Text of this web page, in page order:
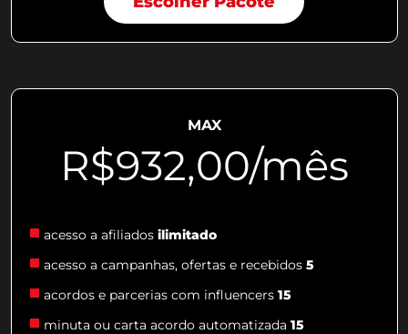
MAX
R$932,00/mês
acesso a afiliados ilimitado
acesso a campanhas, ofertas e recebidos 5
acordos e parcerias com influencers 15
minuta ou carta acordo automatizada 15